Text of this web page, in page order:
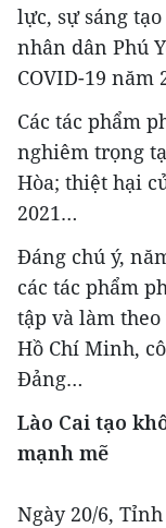
lực, sự sáng
nhân dân Phú
COVID-19 năm
Các tác phẩm
nghiêm trọng
Hòa; thiệt hại
2021…
Đáng chú ý,
các tác phẩm
tập và làm
Hồ Chí Minh,
Đảng…
Lào Cai tạo
mạnh mẽ
Ngày 20/6,